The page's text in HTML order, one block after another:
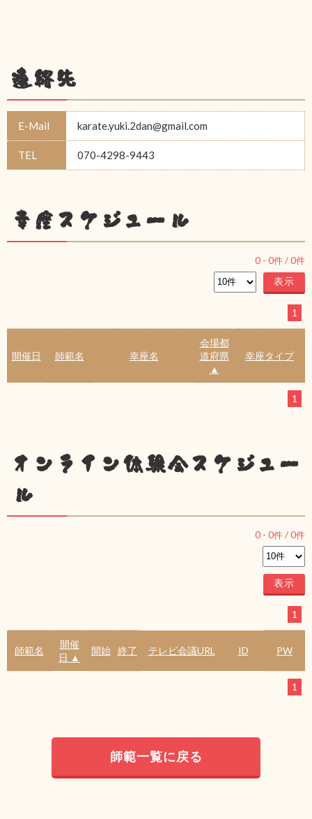
連絡先
E-Mail karate.yuki.2dan@gmail.com
TEL 070-4298-9443
幸座スケジュール
0 - 0件 /0件
1
開催日 師範名 幸座名
会場都
道府県
▲
幸座タイプ
1
オンライン体験会スケジュー
ル
0 - 0件 /0件
1
師範名
開催
日 ▲
開始 終了 テレビ会議URL ID PW
1
師範一覧に戻る